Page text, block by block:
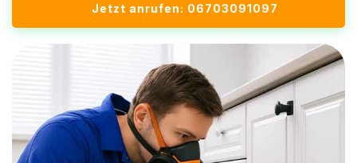
Jetzt anrufen: 06703091097